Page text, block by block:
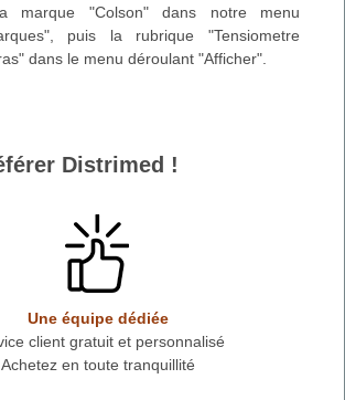
marque "Colson" dans notre menu
puis la rubrique "Tensiometre
dans le menu déroulant "Afficher".
Distrimed !
Une équipe dédiée
client gratuit et personnalisé
Achetez en toute tranquillité